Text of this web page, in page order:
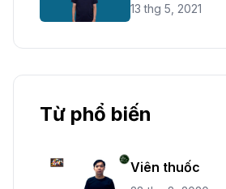
13 thg 5, 2021
Từ phổ biến
Viên thuốc